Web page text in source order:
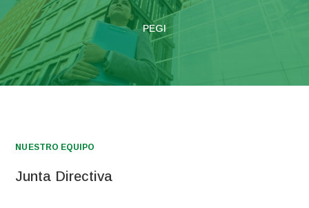
PEGI
NUESTRO EQUIPO
Junta Directiva